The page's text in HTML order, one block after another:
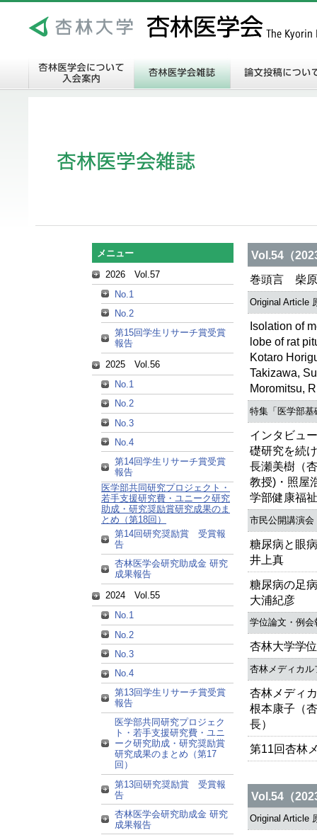
メニュー
2026 Vol.57
No.1
No.2
第15回学生リサーチ賞受賞
報告
2025 Vol.56
No.1
No.2
No.3
No.4
第14回学生リサーチ賞受賞
報告
医学部共同研究プロジェクト・
若手支援研究費・ユニーク研究
助成・研究奨励賞研究成果のま
とめ（第18回）
第14回研究奨励賞 受賞報
告
杏林医学会研究助成金 研究
成果報告
2024 Vol.55
No.1
No.2
No.3
No.4
第13回学生リサーチ賞受賞
報告
医学部共同研究プロジェク
ト・若手支援研究費・ユニ
ーク研究助成・研究奨励賞
研究成果のまとめ（第17
回）
第13回研究奨励賞 受賞報
告
杏林医学会研究助成金 研究
成果報告
Vol.54（
巻頭言 柴
Original Article
Isolation of
lobe of rat
Kotaro
Takizawa,
Moromitsu,
特集「医学部
インタビュ
礎研究を続
長瀬美樹（
教授)・照屋
学部健康福
市民公開講演
糖尿病と眼
井上真
糖尿病の足
大浦紀彦
学位論文・例会
杏林大学学
杏林メディカル
杏林メディ
根本康子（
長）
第11回杏林
Vol.54（
Original Article